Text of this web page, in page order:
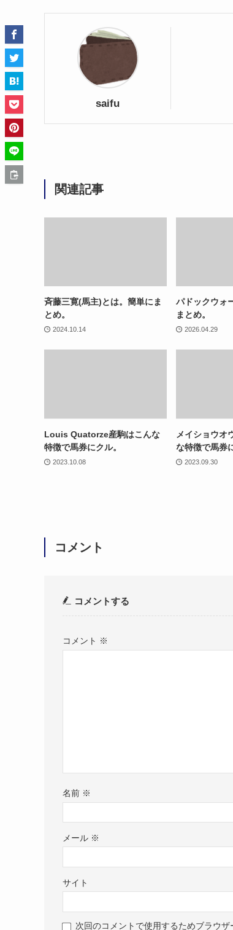
saifu
関連記事
斉藤三寛(馬主)とは。簡単にま
とめ。
2024.10.14
パドックウォ
まとめ。
2026.04.29
Louis Quatorze産駒はこんな
特徴で馬券にクル。
2023.10.08
メイショウオ
な特徴で馬券
2023.09.30
コメント
コメントする
コメント ※
名前 ※
メール ※
サイト
次回のコメントで使用するためブラウ